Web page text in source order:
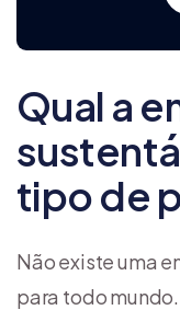
Qual a
tipo de
Não existe uma
para todo